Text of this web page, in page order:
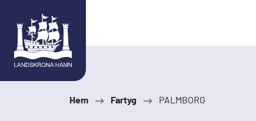
Hem Fartyg PALMBORG